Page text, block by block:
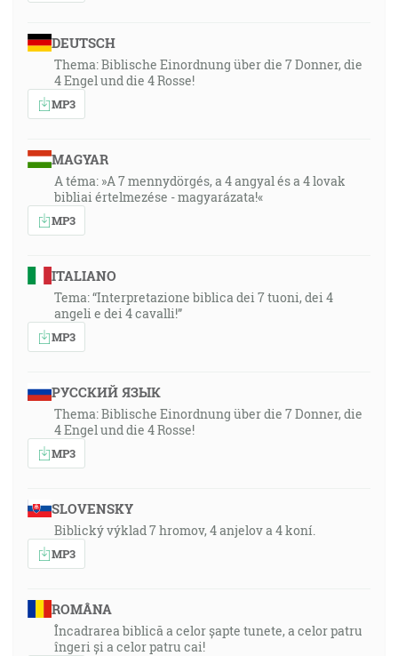
DEUTSCH
Thema: Biblische Einordnung über die 7 Donner, die
4 Engel und die 4 Rosse!
MP3
MAGYAR
A téma: »A 7 mennydörgés, a 4 angyal és a 4 lovak
bibliai értelmezése - magyarázata!«
MP3
ITALIANO
Tema: “Interpretazione biblica dei 7 tuoni, dei 4
angeli e dei 4 cavalli!”
MP3
РУССКИЙ ЯЗЫК
Thema: Biblische Einordnung über die 7 Donner, die
4 Engel und die 4 Rosse!
MP3
SLOVENSKY
Biblický výklad 7 hromov, 4 anjelov a 4 koní.
MP3
ROMÂNA
Încadrarea biblică a celor șapte tunete, a celor patru
îngeri și a celor patru cai!